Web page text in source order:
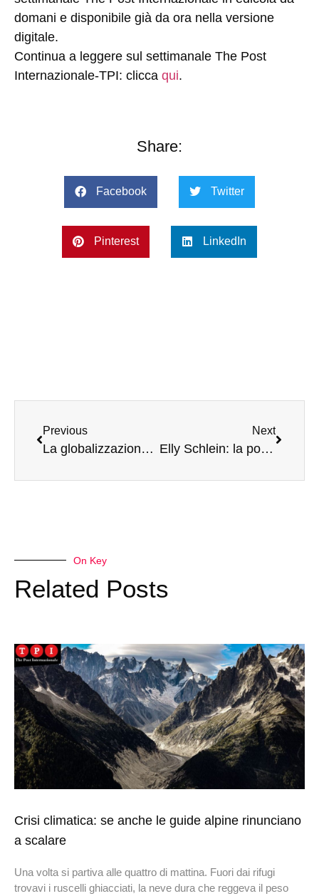
domani e disponibile già da ora nella versione
digitale.
Continua a leggere sul settimanale The Post
Internazionale-TPI: clicca qui.
Share:
Facebook Twitter
Pinterest LinkedIn
Previous
La globalizzazione ha favorito la Cina
Next
Elly Schlein: la politica oltre l’armocromia
On Key
Related Posts
Crisi climatica: se anche le guide alpine rinunciano
a scalare
Una volta si partiva alle quattro di mattina. Fuori dai rifugi
trovavi i ruscelli ghiacciati, la neve dura che reggeva il peso